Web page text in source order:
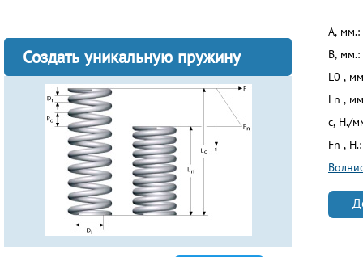
Создать уникальную пружину
A, мм.:
B, мм.:
L0 ,
Ln ,
c, Н./
Fn ,